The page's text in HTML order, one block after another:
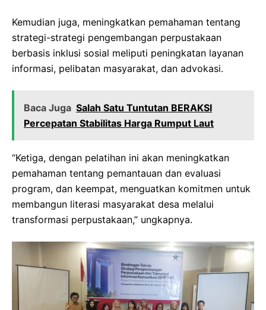
Kemudian juga, meningkatkan pemahaman tentang
strategi-strategi pengembangan perpustakaan
berbasis inklusi sosial meliputi peningkatan layanan
informasi, pelibatan masyarakat, dan advokasi.
Baca Juga Salah Satu Tuntutan BERAKSI
Percepatan Stabilitas Harga Rumput Laut
“Ketiga, dengan pelatihan ini akan meningkatkan
pemahaman tentang pemantauan dan evaluasi
program, dan keempat, menguatkan komitmen untuk
membangun literasi masyarakat desa melalui
transformasi perpustakaan,” ungkapnya.